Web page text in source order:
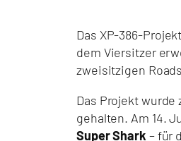
Das XP-386-
dem Viersitzer
zweisitzigen
Das Projekt wurde
gehalten. Am 14.
Super Shark – für